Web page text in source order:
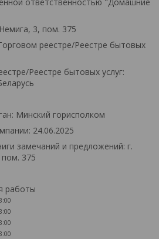
3, пом. 375
реестре/Реестре бытовых
Реестре бытовых услуг:
Минский горисполком
24.06.2025
замечаний и предложений: г.
375
работы